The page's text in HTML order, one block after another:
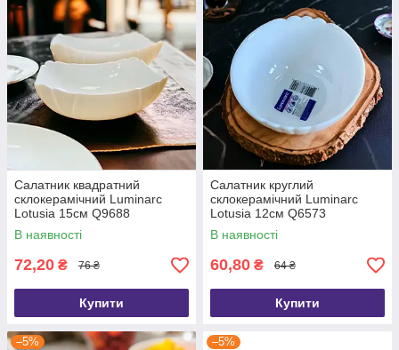
Салатник квадратний
склокерамічний Luminarc
Lotusia 15см Q9688
В наявності
72,20 ₴ 76 ₴
Купити
Салатник круглий
склокерамічний Luminarc
Lotusia 12см Q6573
В наявності
60,80 ₴ 64 ₴
Купити
–5% –5%